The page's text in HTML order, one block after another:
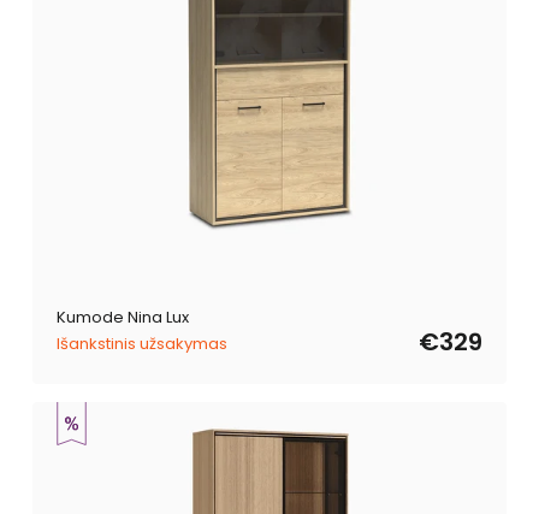
Kumode Nina Lux
Išankstinis užsakymas
€329